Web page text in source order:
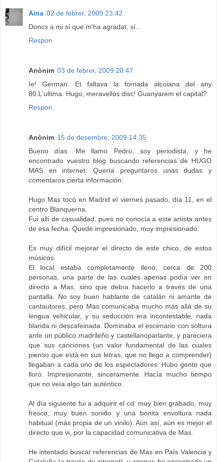
Aina 02 de febrer, 2009 23:42
Doncs a mi sí que m'ha agradat, sí...
Respon
Anònim 03 de febrer, 2009 20:47
Ie! German. Et faltava la fornada alcoiana del any
80.L'ultima. Hugo, meravellós disc! Guanyarem el capital?
Respon
Anònim 15 de desembre, 2009 14:35
Bueno días. Me llamo Pedro, soy periodista, y he
encontrado vuestro blog buscando referencias de HUGO
MAS en internet. Quería preguntaros unas dudas y
comentaros cierta información:
Hugo Mas tocó en Madrid el viernes pasado, día 11, en el
centro Blanquerna.
Fui allí de casualidad, pues no conocía a este artista antes
de esa fecha. Quedé impresionado, muy impresionado.
Es muy difícil mejorar el directo de este chico, de estos
músicos.
El local estaba completamente lleno, cerca de 200
personas, una parte de las cuales apenas podía ver en
directo a Mas, sino que debía hacerlo a través de una
pantalla. No soy buen hablante de catalán ni amante de
cantautores, pero Mas comunicaba mucho más allá de su
lengua vehicular, y su seducción era incontestable, nada
blanda ni descafeinada. Dominaba el escenario con soltura
ante un público madrileño y castellanoparlante, y pareciera
que sus canciones (un valor fundamental de las cuales
pienso que está en sus letras, que no llego a comprender)
llegaban a cada uno de los espectadores. Hubo gente que
lloró. Impresionante, sinceramente. Hacía mucho tiempo
que no veía algo tan auténtico.
Al día siguiente fui a adquirir el cd: muy bien grabado, muy
fresco, muy buen sonido y una bonita envoltura nada
habitual (más propia de un vinilo). Aún así, aún es mejor el
directo que vi, por la capacidad comunicativa de Mas.
He intentado buscar referencias de Mas en País Valencia y